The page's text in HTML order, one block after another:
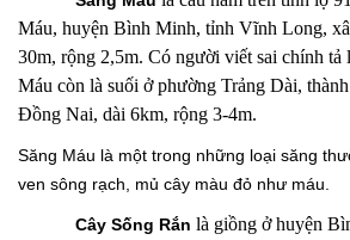
Máu, huyện Bình Minh, tỉnh Vĩnh Long,
30m, rộng 2,5m. Có người viết sai chính tả
Máu còn là suối ở phường Trảng Dài,
Đồng Nai, dài 6km, rộng 3-4m.
Săng Máu là một trong những loại săng
ven sông rạch, mủ cây màu đỏ như máu.
Cây Sống Rắn là giồng ở huyện